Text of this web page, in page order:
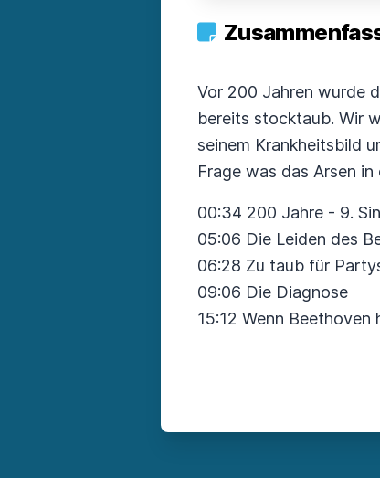
Vor 200 Jahren wurde
bereits stocktaub. Wir
seinem Krankheitsbild
Frage was das Arsen
00:34 200 Jahre - 9.
05:06 Die Leiden des
06:28 Zu taub für
09:06 Die Diagnose
15:12 Wenn